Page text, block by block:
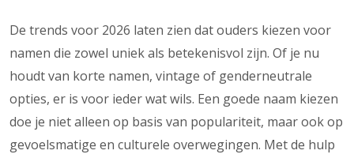
De trends voor 2026 laten zien dat ouders kiezen voor
namen die zowel uniek als betekenisvol zijn. Of je nu
houdt van korte namen, vintage of genderneutrale
opties, er is voor ieder wat wils. Een goede naam kiezen
doe je niet alleen op basis van populariteit, maar ook op
gevoelsmatige en culturele overwegingen. Met de hulp